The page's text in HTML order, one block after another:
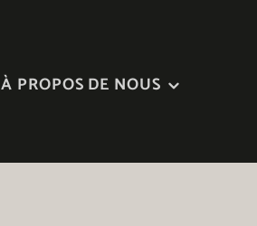
À PROPOS DE NOUS
BLOGUE